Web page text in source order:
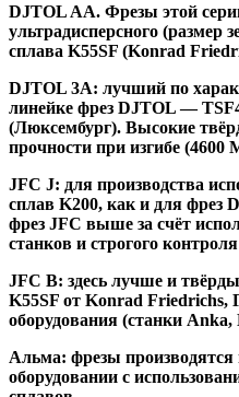
DJTOL AA. Фрезы этой
ультрадисперсного (размер
сплава K55SF (Konrad
DJTOL 3A: лучший по
линейке фрез DJTOL —
(Люксембург). Высокие
прочности при изгибе (4600
JFC J: для производства
сплав K200, как и для фрез
фрез JFC выше за счёт
станков и строгого
JFC B: здесь лучше и
K55SF от Konrad Friedrichs,
оборудования (станки
Альма: фрезы
оборудовании с